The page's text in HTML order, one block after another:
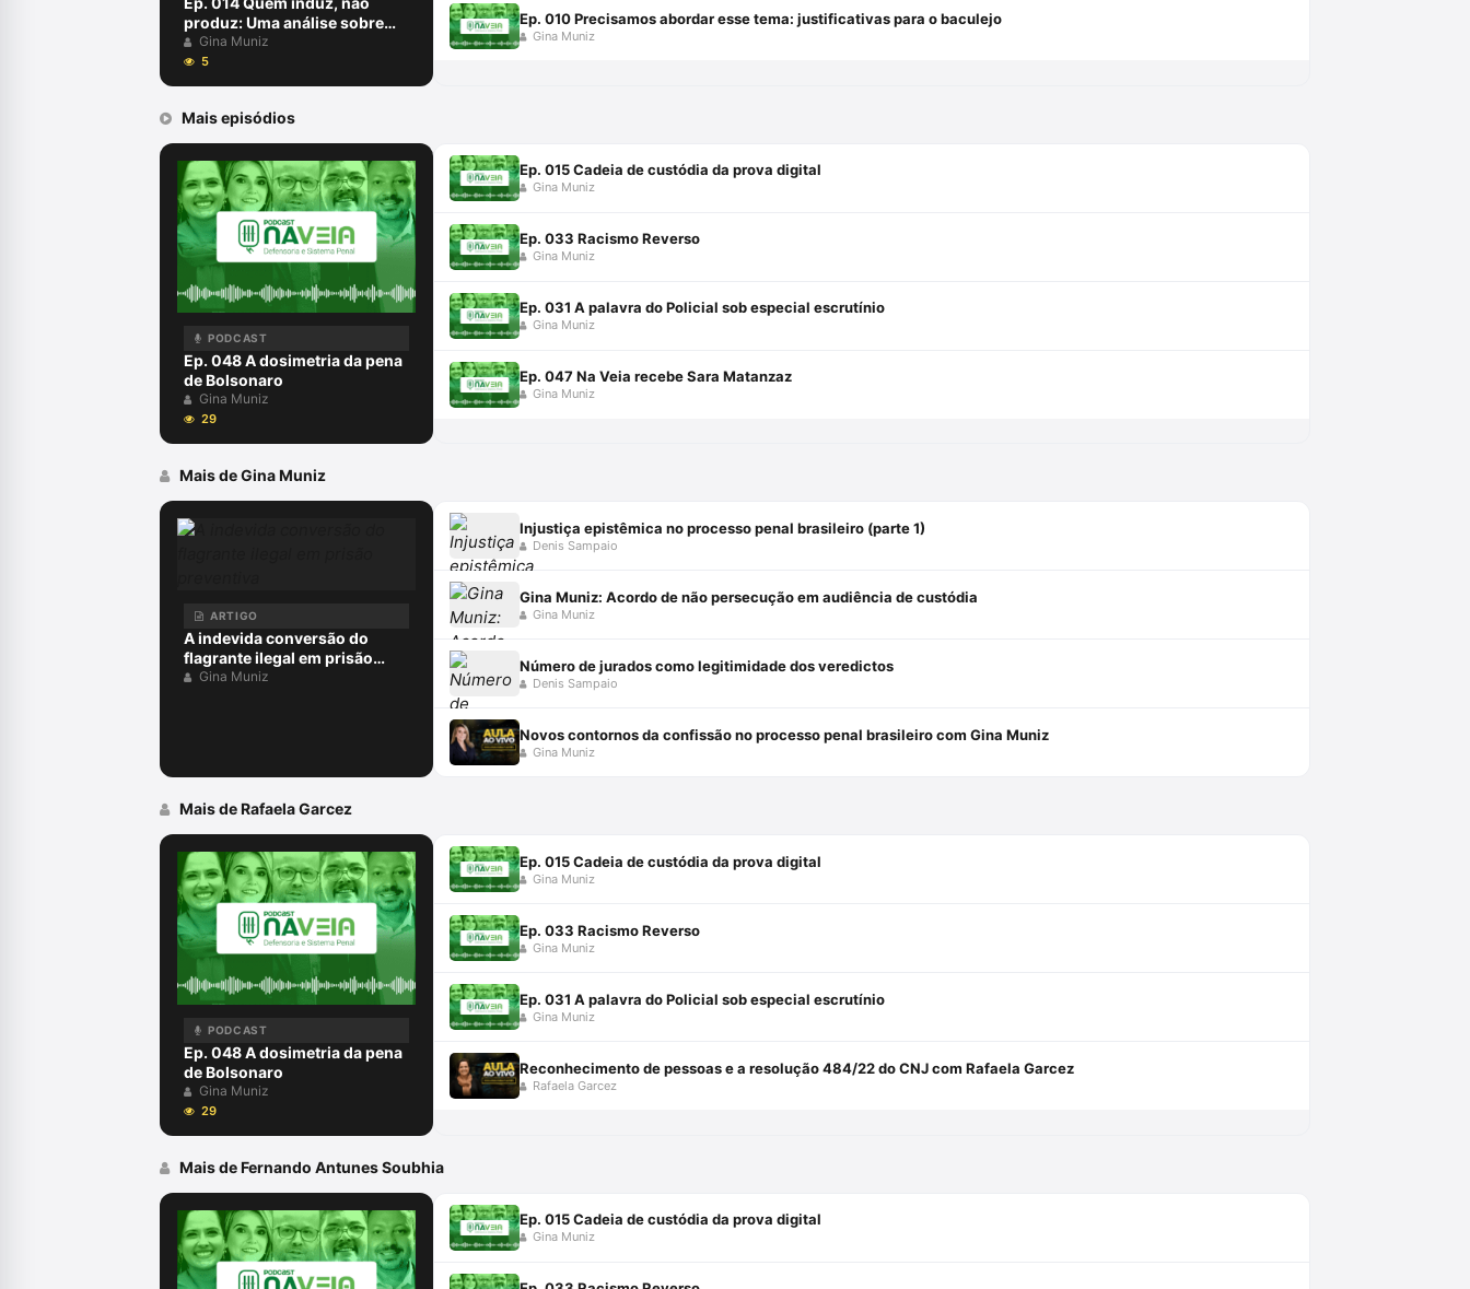
produz: Uma análise sobre
inquirição de testemunhas
Gina Muniz
5
Ep. 010 Precisamos abordar esse tema: justificativas para o baculejo
Gina Muniz
Mais episódios
PODCAST
Ep. 048 A dosimetria da pena
de Bolsonaro
Gina Muniz
29
Ep. 015 Cadeia de custódia da prova digital
Gina Muniz
Ep. 033 Racismo Reverso
Gina Muniz
Ep. 031 A palavra do Policial sob especial escrutínio
Gina Muniz
Ep. 047 Na Veia recebe Sara Matanzaz
Gina Muniz
Mais de Gina Muniz
ARTIGO
A indevida conversão do
flagrante ilegal em prisão
preventiva
Gina Muniz
Injustiça epistêmica no processo penal brasileiro (parte 1)
Denis Sampaio
Gina Muniz: Acordo de não persecução em audiência de custódia
Gina Muniz
Número de jurados como legitimidade dos veredictos
Denis Sampaio
Novos contornos da confissão no processo penal brasileiro com Gina Muniz
Gina Muniz
Mais de Rafaela Garcez
PODCAST
Ep. 048 A dosimetria da pena
de Bolsonaro
Gina Muniz
29
Ep. 015 Cadeia de custódia da prova digital
Gina Muniz
Ep. 033 Racismo Reverso
Gina Muniz
Ep. 031 A palavra do Policial sob especial escrutínio
Gina Muniz
Reconhecimento de pessoas e a resolução 484/22 do CNJ com Rafaela Garcez
Rafaela Garcez
Mais de Fernando Antunes Soubhia
Ep. 015 Cadeia de custódia da prova digital
Gina Muniz